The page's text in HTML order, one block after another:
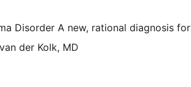
Disorder A new, rational diagnosis
der Kolk, MD